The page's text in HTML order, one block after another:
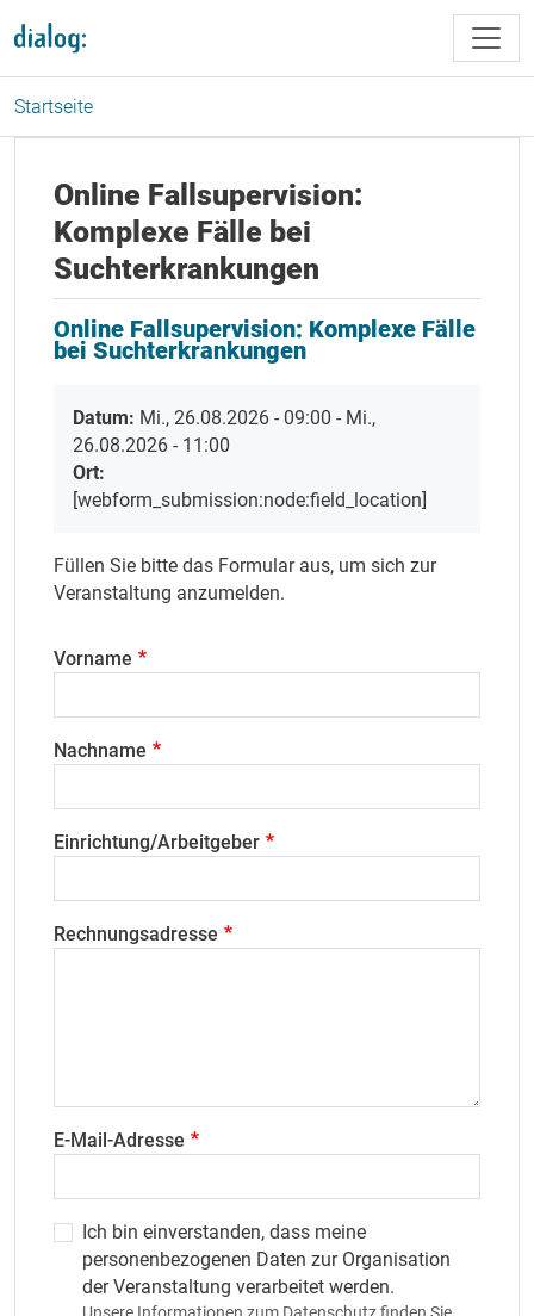
Startseite
Online Fallsupervision:
Komplexe Fälle bei
Suchterkrankungen
Online Fallsupervision: Komplexe Fälle
bei Suchterkrankungen
Datum: Mi., 26.08.2026 - 09:00 - Mi.,
26.08.2026 - 11:00
Ort:
[webform_submission:node:field_location]
Füllen Sie bitte das Formular aus, um sich zur
Veranstaltung anzumelden.
Vorname
Nachname
Einrichtung/Arbeitgeber
Rechnungsadresse
E-Mail-Adresse
Ich bin einverstanden, dass meine
personenbezogenen Daten zur Organisation
der Veranstaltung verarbeitet werden.